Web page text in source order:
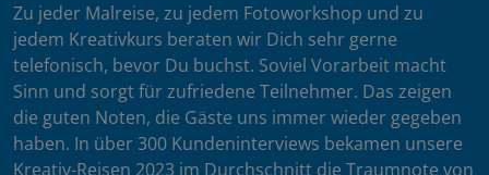
Zu jeder Malreise, zu jedem Fotoworkshop und zu
jedem Kreativkurs beraten wir Dich sehr gerne
telefonisch, bevor Du buchst. Soviel Vorarbeit macht
Sinn und sorgt für zufriedene Teilnehmer. Das zeigen
die guten Noten, die Gäste uns immer wieder gegeben
haben. In über 300 Kundeninterviews bekamen unsere
Kreativ-Reisen 2023 im Durchschnitt die Traumnote von